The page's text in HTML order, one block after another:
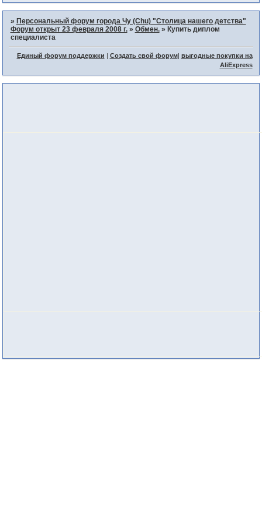
» Персональный форум города Чу (Chu) "Столица нашего детства"
Форум открыт 23 февраля 2008 г. » Обмен. » Купить диплом
специалиста
Единый форум поддержки Создать свой форум| выгодные покупки на
AliExpress